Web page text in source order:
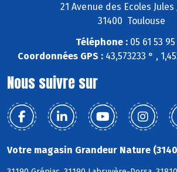
21 Avenue des Ecoles Jules
31400 Toulouse
Téléphone :05 61 53 95
Coordonnées GPS : 43,573233 ° ,
Nous suivre sur
Votre magasin Grandeur Nature